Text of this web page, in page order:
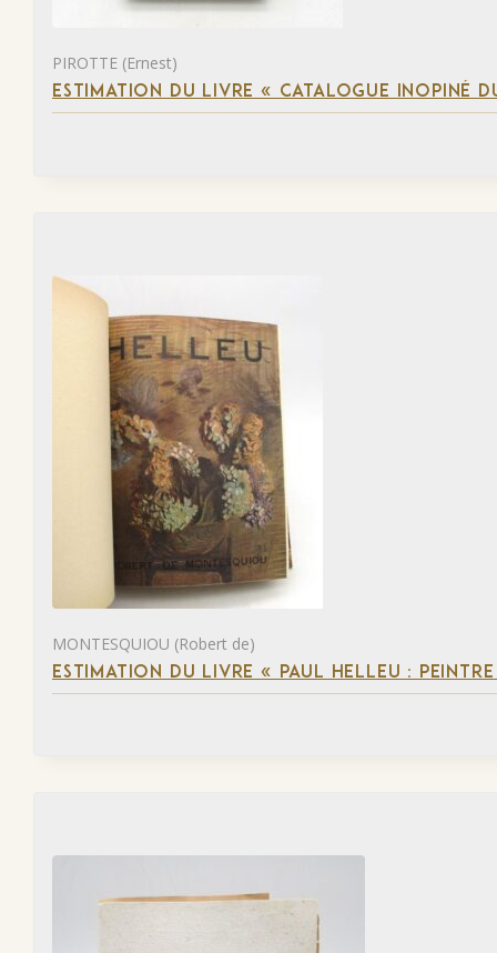
PIROTTE (Ernest)
ESTIMATION DU LIVRE « CATALOGUE INOPINÉ
MONTESQUIOU (Robert de)
ESTIMATION DU LIVRE « PAUL HELLEU :